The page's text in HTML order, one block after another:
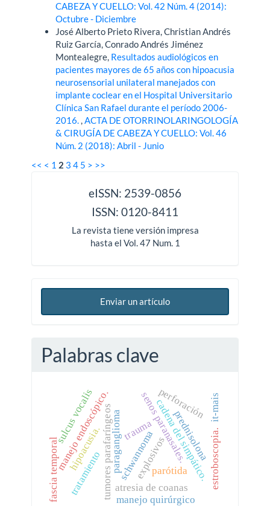
CABEZA Y CUELLO: Vol. 42 Núm. 4 (2014):
Octubre - Diciembre
José Alberto Prieto Rivera, Christian Andrés
Ruiz García, Conrado Andrés Jiménez
Montealegre, Resultados audiológicos en
pacientes mayores de 65 años con hipoacusia
neurosensorial unilateral manejados con
implante coclear en el Hospital Universitario
Clínica San Rafael durante el período 2006-
2016.,ACTA DE OTORRINOLARINGOLOGÍA
& CIRUGÍA DE CABEZA Y CUELLO: Vol. 46
Núm. 2 (2018): Abril - Junio
<< < 1 2 3 4 5 > >>
eISSN: 2539-0856
ISSN: 0120-8411
La revista tiene versión impresa
hasta el Vol. 47 Num. 1
Enviar un artículo
Palabras clave
schwannoma
paraganglioma
tumores parafaríngeos cadena del simpático.
atresia de coanas
manejo quirúrgico
manejo endoscópico. senos paranasales.
perforación
trauma
explosivos
hipoacusia.
sulcus vocalis
fascia temporal estroboscopia.
tratamiento
prednisolona
parótida
it-mais